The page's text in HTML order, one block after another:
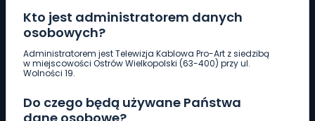
Kto jest administratorem danych
osobowych?
Administratorem jest Telewizja Kablowa Pro-Art z siedzibą
w miejscowości Ostrów Wielkopolski (63-400) przy ul.
Wolności 19.
Do czego będą używane Państwa
Pobierz logotyp
661 997 997